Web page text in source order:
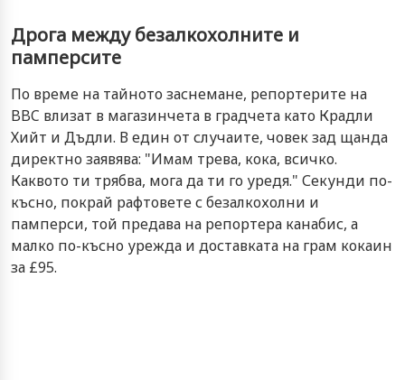
Дрога между безалкохолните и
памперсите
По време на тайното заснемане, репортерите на
BBC влизат в магазинчета в градчета като Крадли
Хийт и Дъдли. В един от случаите, човек зад щанда
директно заявява: "Имам трева, кока, всичко.
Каквото ти трябва, мога да ти го уредя." Секунди по-
късно, покрай рафтовете с безалкохолни и
памперси, той предава на репортера канабис, а
малко по-късно урежда и доставката на грам кокаин
за £95.